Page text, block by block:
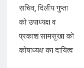
सचिव, दिलीप गुप्ता
को उपाध्यक्ष व
प्रकाश सामसुखा को
कोषाध्यक्ष का दायित्व